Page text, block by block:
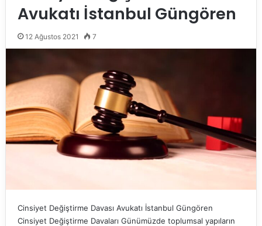
Avukatı İstanbul Güngören
12 Ağustos 2021 7
Cinsiyet Değiştirme Davası Avukatı İstanbul Güngören
Cinsiyet Değiştirme Davaları Günümüzde toplumsal yapıların